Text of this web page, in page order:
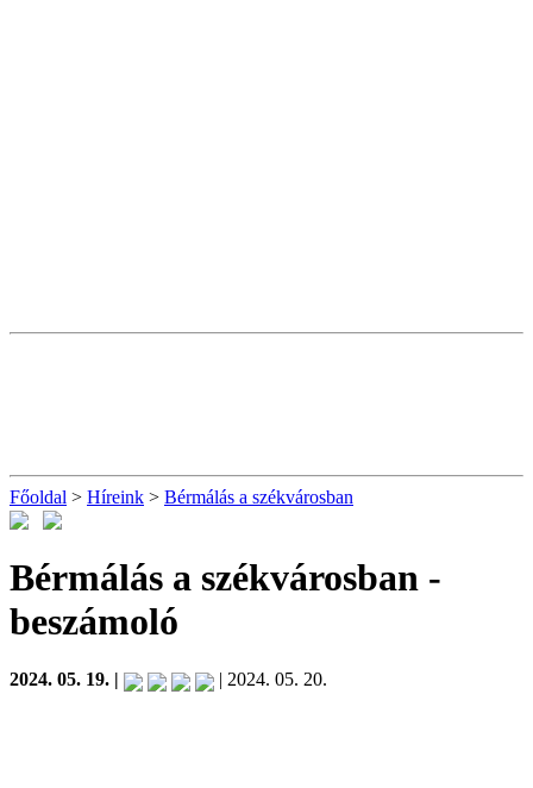
Főoldal > Híreink > Bérmálás a székvárosban
Bérmálás a székvárosban -
beszámoló
2024. 05. 19. | | 2024. 05. 20.